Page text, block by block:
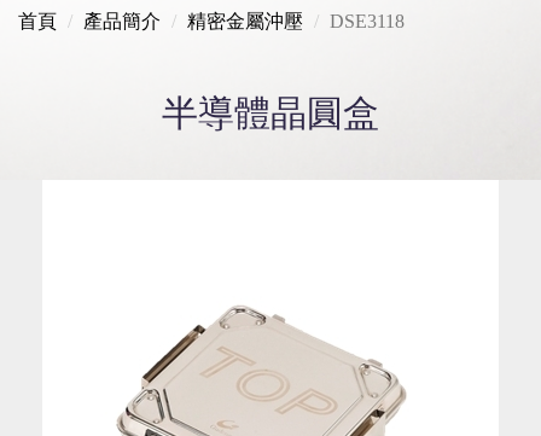
首頁 產品簡介 精密金屬沖壓 DSE3118
半導體晶圓盒